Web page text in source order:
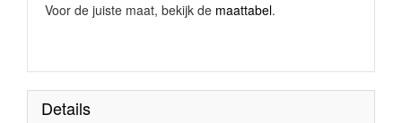
Voor de juiste maat, bekijk de maattabel.
Details